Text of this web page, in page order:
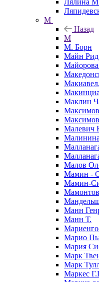
Лялина
М
Назад
М
М. Борн
Майн Рид
Маклин
Малевич
Малов
Мамин -
Мамин-
Манн
Манн Т.
Марио
Мария
Марк
Марк
Маркес